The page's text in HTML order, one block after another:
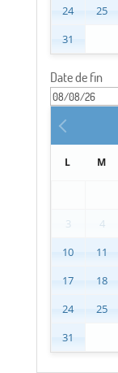
24
25
31
Date de fin
L M
3
4
10
11
17
18
24
25
31